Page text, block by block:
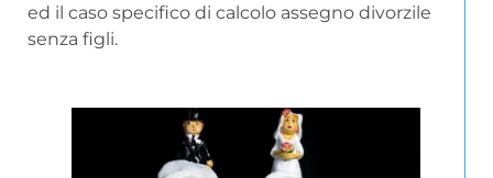
ed il caso specifico di calcolo assegno divorzile
senza figli.